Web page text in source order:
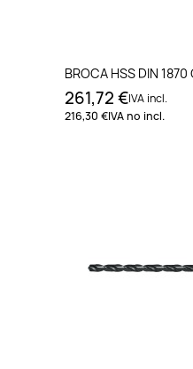
BROCA HSS DIN
261,72 €IVA incl.
216,30 €IVA no incl.